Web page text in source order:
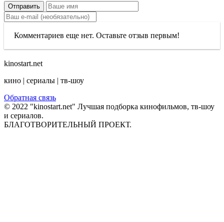
Отправить
Комментариев еще нет. Оставьте отзыв первым!
kinostart.net
кино | сериалы | тв-шоу
Обратная связь
© 2022 "kinostart.net" Лучшая подборка кинофильмов, тв-шоу
и сериалов.
БЛАГОТВОРИТЕЛЬНЫЙ ПРОЕКТ.